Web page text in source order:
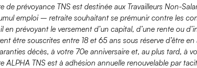
de prévoyance TNS est destinée aux Travailleurs Non-
emploi – retraite souhaitant se prémunir contre les
en prévoyant le versement d’un capital, d’une rente ou
être souscrites entre 18 et 65 ans sous réserve d’être
décès, à votre 70e anniversaire et, au plus tard, à
ALPHA TNS est à adhésion annuelle renouvelable par